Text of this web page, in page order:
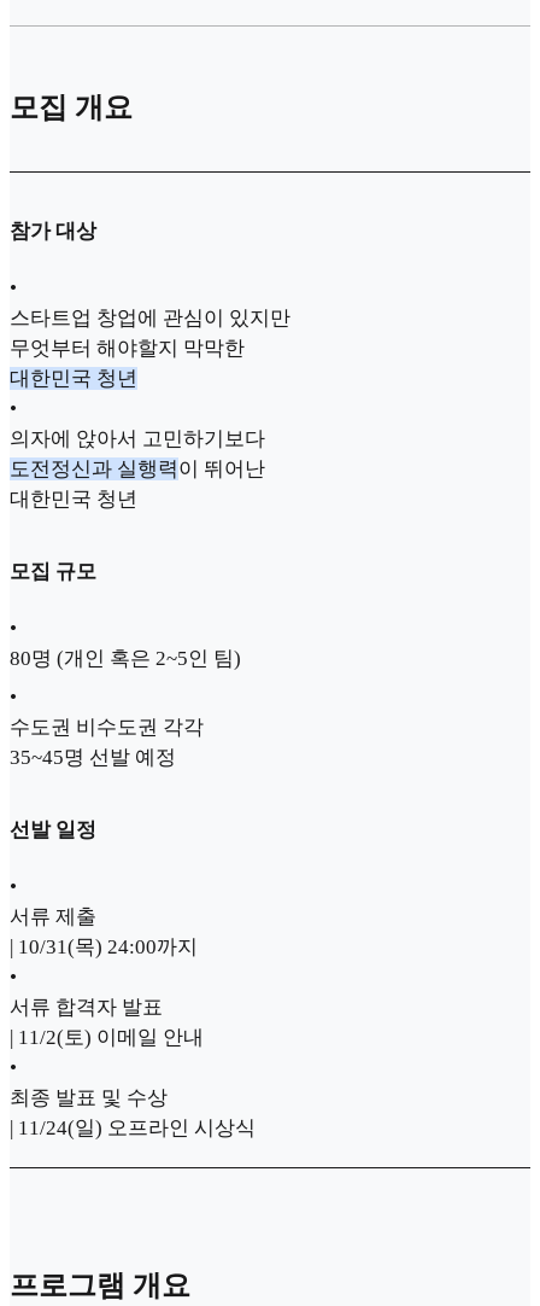
모집 개요
참가 대상
•
스타트업 창업에 관심이 있지만
무엇부터 해야할지 막막한
대한민국 청년
•
의자에 앉아서 고민하기보다
도전정신과 실행력이 뛰어난
대한민국 청년
모집 규모
•
80명 (개인 혹은 2~5인 팀)
•
수도권 비수도권 각각
35~45명 선발 예정
선발 일정
•
서류 제출
| 10/31(목) 24:00까지
•
서류 합격자 발표
| 11/2(토) 이메일 안내
•
최종 발표 및 수상
| 11/24(일) 오프라인 시상식
프로그램 개요